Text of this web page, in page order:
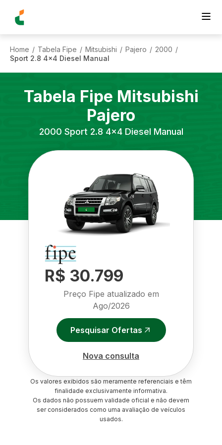
Home / Tabela Fipe / Mitsubishi / Pajero / 2000 /
Sport 2.8 4x4 Diesel Manual
Tabela Fipe Mitsubishi
Pajero
2000 Sport 2.8 4x4 Diesel Manual
R$ 30.799
Preço Fipe atualizado em
Ago/2026
Pesquisar Ofertas
Nova consulta
Os valores exibidos são meramente referenciais e têm
finalidade exclusivamente informativa.
Os dados não possuem validade oficial e não devem
ser considerados como uma avaliação de veículos
usados.